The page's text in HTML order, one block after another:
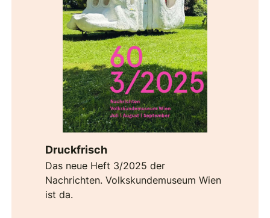
Druckfrisch
Das neue Heft 3/2025 der
Nachrichten. Volkskundemuseum Wien
ist da.